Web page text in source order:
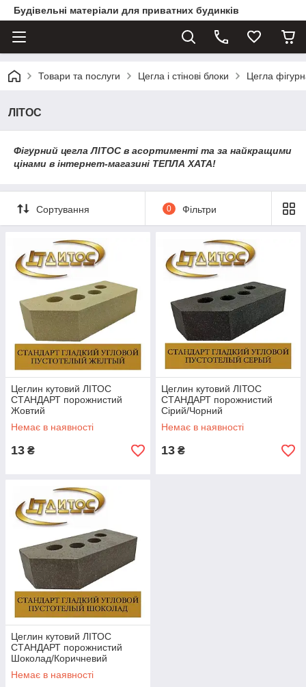
Будівельні матеріали для приватних будинків
Товари та послуги Цегла і стінові блоки Цегла
ЛІТОС
Фігурний цегла ЛІТОС в асортименті та за найкращими
цінами в інтернет-магазині ТЕПЛА ХАТА!
Сортування 0 Фільтри
Цеглин кутовий ЛІТОС
СТАНДАРТ порожнистий
Жовтий
Немає в наявності
13 ₴
Цеглин кутовий ЛІТОС
СТАНДАРТ порожнистий
Сірий/Чорний
Немає в наявності
13 ₴
Цеглин кутовий ЛІТОС
СТАНДАРТ порожнистий
Шоколад/Коричневий
Немає в наявності